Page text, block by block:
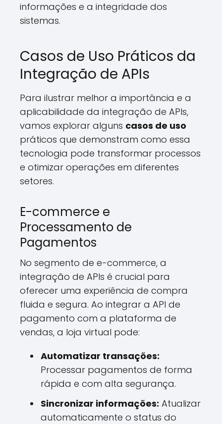
informações e a integridade dos
sistemas.
Casos de Uso Práticos da
Integração de APIs
Para ilustrar melhor a importância e a
aplicabilidade da integração de APIs,
vamos explorar alguns casos de uso
práticos que demonstram como essa
tecnologia pode transformar processos
e otimizar operações em diferentes
setores.
E-commerce e
Processamento de
Pagamentos
No segmento de e-commerce, a
integração de APIs é crucial para
oferecer uma experiência de compra
fluida e segura. Ao integrar a API de
pagamento com a plataforma de
vendas, a loja virtual pode:
Automatizar transações:
Processar pagamentos de forma
rápida e com alta segurança.
Sincronizar informações: Atualizar
automaticamente o status do